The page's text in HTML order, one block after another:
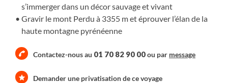
s’immerger dans un décor sauvage et vivant
Gravir le mont Perdu à 3355 m et éprouver l’élan de la
haute montagne pyrénéenne
Contactez-nous au 01 70 82 90 00ou par message
Demander une privatisation de ce voyage